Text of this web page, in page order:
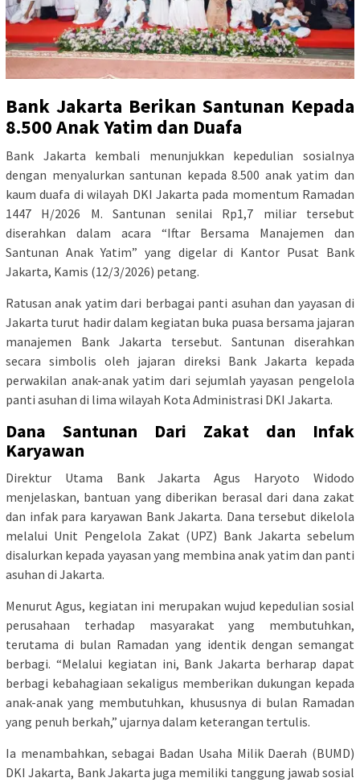
Bank Jakarta Berikan Santunan Kepada
8.500 Anak Yatim dan Duafa
Bank Jakarta kembali menunjukkan kepedulian sosialnya
dengan menyalurkan santunan kepada 8.500 anak yatim dan
kaum duafa di wilayah DKI Jakarta pada momentum Ramadan
1447 H/2026 M. Santunan senilai Rp1,7 miliar tersebut
diserahkan dalam acara “Iftar Bersama Manajemen dan
Santunan Anak Yatim” yang digelar di Kantor Pusat Bank
Jakarta, Kamis (12/3/2026) petang.
Ratusan anak yatim dari berbagai panti asuhan dan yayasan di
Jakarta turut hadir dalam kegiatan buka puasa bersama jajaran
manajemen Bank Jakarta tersebut. Santunan diserahkan
secara simbolis oleh jajaran direksi Bank Jakarta kepada
perwakilan anak-anak yatim dari sejumlah yayasan pengelola
panti asuhan di lima wilayah Kota Administrasi DKI Jakarta.
Dana Santunan Dari Zakat dan Infak
Karyawan
Direktur Utama Bank Jakarta Agus Haryoto Widodo
menjelaskan, bantuan yang diberikan berasal dari dana zakat
dan infak para karyawan Bank Jakarta. Dana tersebut dikelola
melalui Unit Pengelola Zakat (UPZ) Bank Jakarta sebelum
disalurkan kepada yayasan yang membina anak yatim dan panti
asuhan di Jakarta.
Menurut Agus, kegiatan ini merupakan wujud kepedulian sosial
perusahaan terhadap masyarakat yang membutuhkan,
terutama di bulan Ramadan yang identik dengan semangat
berbagi. “Melalui kegiatan ini, Bank Jakarta berharap dapat
berbagi kebahagiaan sekaligus memberikan dukungan kepada
anak-anak yang membutuhkan, khususnya di bulan Ramadan
yang penuh berkah,” ujarnya dalam keterangan tertulis.
Ia menambahkan, sebagai Badan Usaha Milik Daerah (BUMD)
DKI Jakarta, Bank Jakarta juga memiliki tanggung jawab sosial